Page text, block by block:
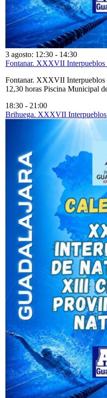
3 agosto: 12:30 - 14:30
Fontanar. XXXVII Interpueblos
Fontanar. XXXVII Interpueblos
12,30 horas Piscina Municipal
18:30 - 21:00
Brihuega. XXXVII Interpueblos